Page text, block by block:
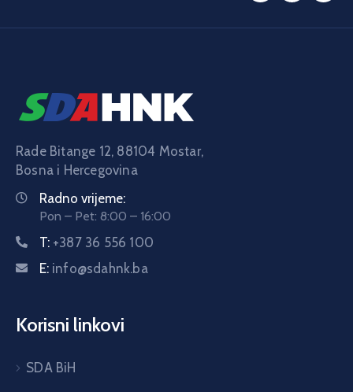
Rade Bitange 12, 88104 Mostar,
Bosna i Hercegovina
Radno vrijeme:
Pon – Pet: 8:00 – 16:00
T: +387 36 556 100
E: info@sdahnk.ba
Korisni linkovi
SDA BiH